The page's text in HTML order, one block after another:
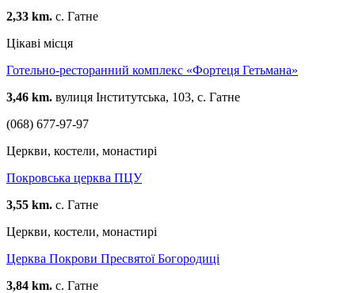
супротивника на півдні. У стіні ДОТа під майданчиком є
ніша, куди можна було складати настил, на якому
розташовувався кулеметник.
2,33 km. с. Гатне
Цікаві місця
Готельно-ресторанний комплекс «Фортеця Гетьмана»
3,46 km. вулиця Інститутська, 103, с. Гатне
(068) 677-97-97
Церкви, костели, монастирі
Покровська церква ПЦУ
3,55 km. с. Гатне
Церкви, костели, монастирі
Церква Покрови Пресвятої Богородиці
3,84 km. с. Гатне